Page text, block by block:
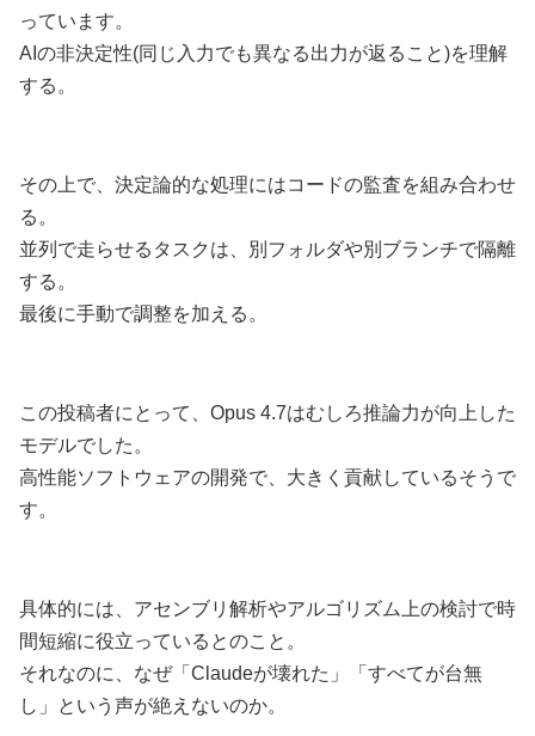
っています。
AIの非決定性(同じ入力でも異なる出力が返ること)を理解
する。
その上で、決定論的な処理にはコードの監査を組み合わせ
る。
並列で走らせるタスクは、別フォルダや別ブランチで隔離
する。
最後に手動で調整を加える。
この投稿者にとって、Opus 4.7はむしろ推論力が向上した
モデルでした。
高性能ソフトウェアの開発で、大きく貢献しているそうで
す。
具体的には、アセンブリ解析やアルゴリズム上の検討で時
間短縮に役立っているとのこと。
それなのに、なぜ「Claudeが壊れた」「すべてが台無
し」という声が絶えないのか。